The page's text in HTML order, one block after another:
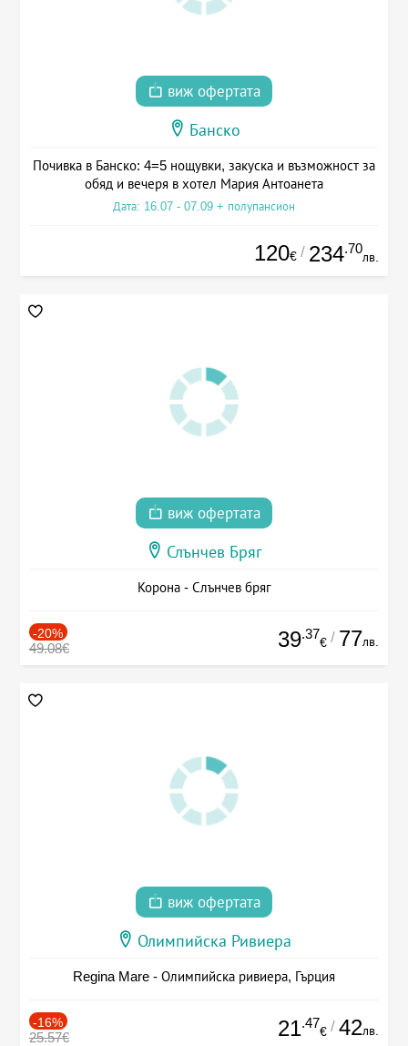
виж офертата
Банско
Почивка в Банско: 4=5 нощувки, закуска и възможност за
обяд и вечеря в хотел Мария Антоанета
Дата: 16.07 - 07.09 + полупансион
120€ / 234.70
лв.
виж офертата
Слънчев Бряг
Корона - Слънчев бряг
-20%
49.08€ 39.37
€ / 77лв.
виж офертата
Олимпийска Ривиера
Regina Mare - Олимпийска ривиера, Гърция
-16%
25.57€ 21.47
€ / 42лв.